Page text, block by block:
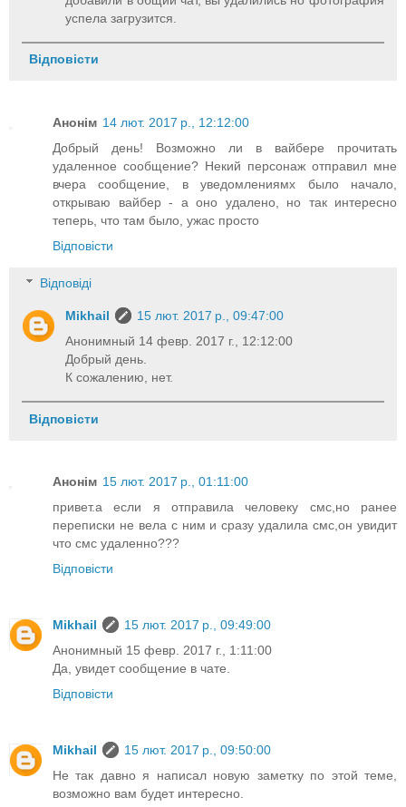
успела загрузится.
Відповісти
Анонім 14 лют. 2017 р., 12:12:00
Добрый день! Возможно ли в вайбере прочитать
удаленное сообщение? Некий персонаж отправил мне
вчера сообщение, в уведомлениямх было начало,
открываю вайбер - а оно удалено, но так интересно
теперь, что там было, ужас просто
Відповісти
Відповіді
Mikhail
15 лют. 2017 р., 09:47:00
Анонимный 14 февр. 2017 г., 12:12:00
Добрый день.
К сожалению, нет.
Відповісти
Анонім 15 лют. 2017 р., 01:11:00
привет.а если я отправила человеку смс,но ранее
переписки не вела с ним и сразу удалила смс,он увидит
что смс удаленно???
Відповісти
Mikhail
15 лют. 2017 р., 09:49:00
Анонимный 15 февр. 2017 г., 1:11:00
Да, увидет сообщение в чате.
Відповісти
Mikhail
15 лют. 2017 р., 09:50:00
Не так давно я написал новую заметку по этой теме,
возможно вам будет интересно.